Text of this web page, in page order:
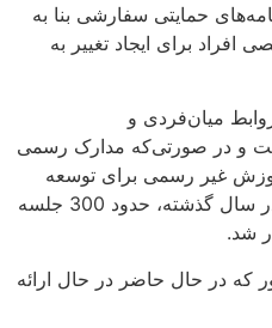
حمایتی سفارشی بنا به
افراد برای ایجاد تغییر به
میان‌فردی و
و در صورتی‌که مدارک رسمی
غیر رسمی برای توسعه
فردی اهمیت بسیاری دارد. تنها در سال گذشته، حدود 300 جلسه
شد.
که در حال حاضر در حال ارائه